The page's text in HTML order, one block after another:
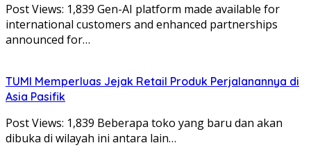
Post Views: 1,839 Gen-AI platform made available for
international customers and enhanced partnerships
announced for…
TUMI Memperluas Jejak Retail Produk Perjalanannya di
Asia Pasifik
Post Views: 1,839 Beberapa toko yang baru dan akan
dibuka di wilayah ini antara lain…